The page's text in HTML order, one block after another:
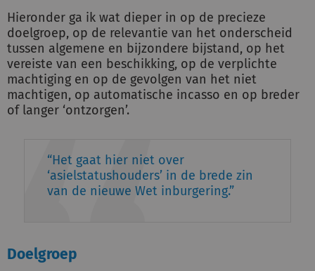
Hieronder ga ik wat dieper in op de precieze
doelgroep, op de relevantie van het onderscheid
tussen algemene en bijzondere bijstand, op het
vereiste van een beschikking, op de verplichte
machtiging en op de gevolgen van het niet
machtigen, op automatische incasso en op breder
of langer ‘ontzorgen’.
Het gaat hier niet over
‘asielstatushouders’ in de brede zin
van de nieuwe Wet inburgering.
Doelgroep